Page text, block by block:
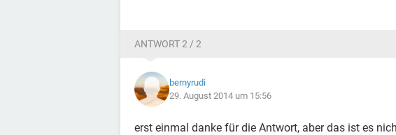
ANTWORT 2 / 2
bernyrudi
29. August 2014 um 15:56
erst einmal danke für die Antwort, aber das ist es